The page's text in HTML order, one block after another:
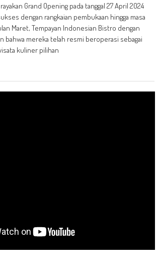
Grand Opening pada tanggal 27 April 2024
dengan rangkaian pembukaan hingga masa
Maret, Tempayan Indonesian Bistro dengan
bahwa mereka telah resmi beroperasi sebagai
kuliner pilihan